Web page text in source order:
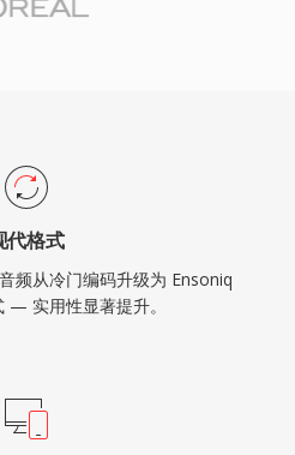
代格式
频从冷门编码升级为 Ensoniq
— 实用性显著提升。